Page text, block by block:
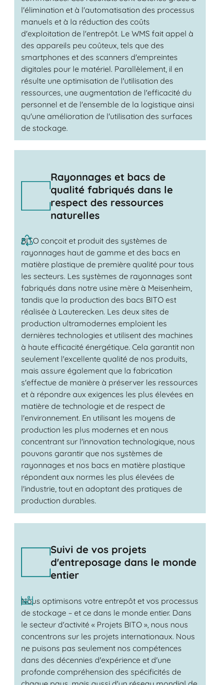
l'élimination et à l'automatisation des processus
manuels et à la réduction des coûts
d'exploitation de l'entrepôt. Le WMS fait appel à
des appareils peu coûteux, tels que des
smartphones et des scanners d'empreintes
digitales pour le matériel. Parallèlement, il en
résulte une optimisation de l'utilisation des
ressources, une augmentation de l'efficacité du
personnel et de l'ensemble de la logistique ainsi
qu'une amélioration de l'utilisation des surfaces
de stockage.
Rayonnages et bacs de
qualité fabriqués dans le
respect des ressources
naturelles
BITO conçoit et produit des systèmes de
rayonnages haut de gamme et des bacs en
matière plastique de première qualité pour tous
les secteurs. Les systèmes de rayonnages sont
fabriqués dans notre usine mère à Meisenheim,
tandis que la production des bacs BITO est
réalisée à Lauterecken. Les deux sites de
production ultramodernes emploient les
dernières technologies et utilisent des machines
à haute efficacité énergétique. Cela garantit non
seulement l'excellente qualité de nos produits,
mais assure également que la fabrication
s'effectue de manière à préserver les ressources
et à répondre aux exigences les plus élevées en
matière de technologie et de respect de
l'environnement. En utilisant les moyens de
production les plus modernes et en nous
concentrant sur l'innovation technologique, nous
pouvons garantir que nos systèmes de
rayonnages et nos bacs en matière plastique
répondent aux normes les plus élevées de
l'industrie, tout en adoptant des pratiques de
production durables.
Suivi de vos projets
d'entreposage dans le monde
entier
Nous optimisons votre entrepôt et vos processus
de stockage – et ce dans le monde entier. Dans
le secteur d'activité « Projets BITO », nous nous
concentrons sur les projets internationaux. Nous
ne puisons pas seulement nos compétences
dans des décennies d'expérience et d'une
profonde compréhension des spécificités de